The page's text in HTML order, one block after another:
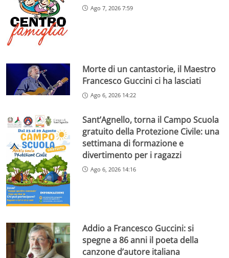
Ago 7, 2026 7:59
Morte di un cantastorie, il Maestro
Francesco Guccini ci ha lasciati
Ago 6, 2026 14:22
Sant’Agnello, torna il Campo Scuola
gratuito della Protezione Civile: una
settimana di formazione e
divertimento per i ragazzi
Ago 6, 2026 14:16
Addio a Francesco Guccini: si
spegne a 86 anni il poeta della
canzone d’autore italiana